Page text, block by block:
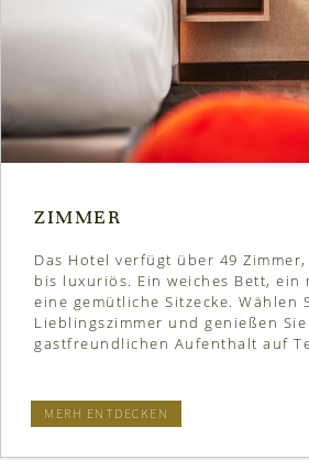
ZIMMER
Das Hotel verfügt über 49
bis luxuriös. Ein weiches Bett, ein
eine gemütliche Sitzecke. Wählen
Lieblingszimmer und genießen
gastfreundlichen Aufenthalt auf
MERH ENTDECKEN